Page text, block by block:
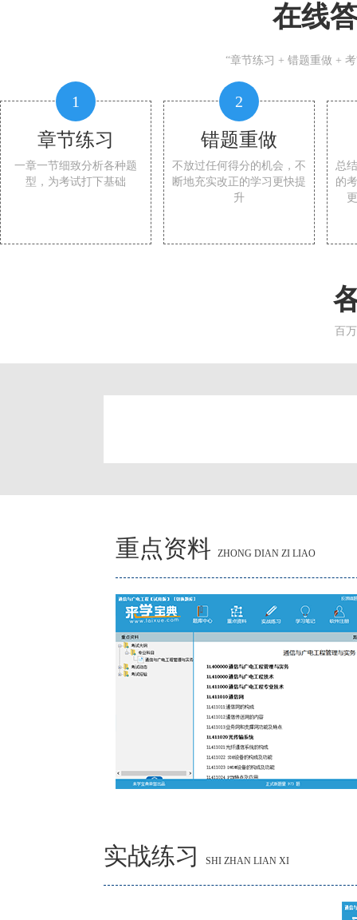
在线
“章节练习 + 错题重做 +
1
章节练习
一章一节细致分析各种题
型，为考试打下基础
2
错题重做
不放过任何得分的机会，不
断地充实改正的学习更快提
升
总
的
百
重点资料 ZHONG DIAN ZI LIAO
实战练习 SHI ZHAN LIAN XI